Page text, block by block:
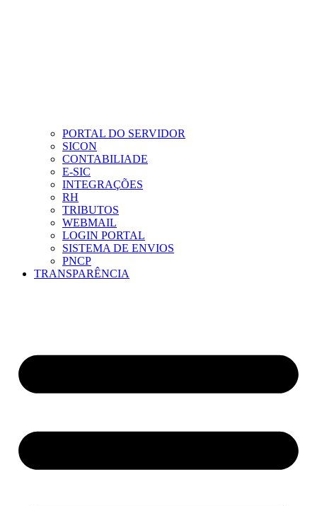
PORTAL DO SERVIDOR
SICON
CONTABILIADE
E-SIC
INTEGRAÇÕES
RH
TRIBUTOS
WEBMAIL
LOGIN PORTAL
SISTEMA DE ENVIOS
PNCP
TRANSPARÊNCIA